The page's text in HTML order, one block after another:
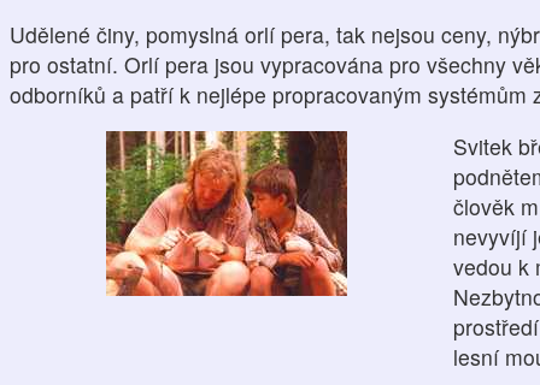
Udělené činy, pomyslná orlí pera, tak nejsou ceny,
pro ostatní. Orlí pera jsou vypracována pro všechny
odborníků a patří k nejlépe propracovaným systémům
Svitek
člověk
nevyvíjí
vedou k
lesní